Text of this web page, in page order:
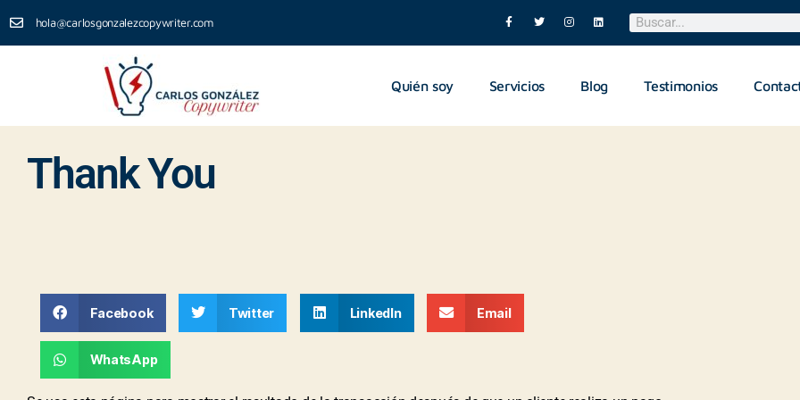
hola@carlosgonzalezcopywriter.com
Quién soy Servicios Blog Testimonios
Thank You
Facebook Twitter LinkedIn Email
WhatsApp